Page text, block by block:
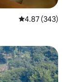
평점 4.87점(5
4.87 (343)